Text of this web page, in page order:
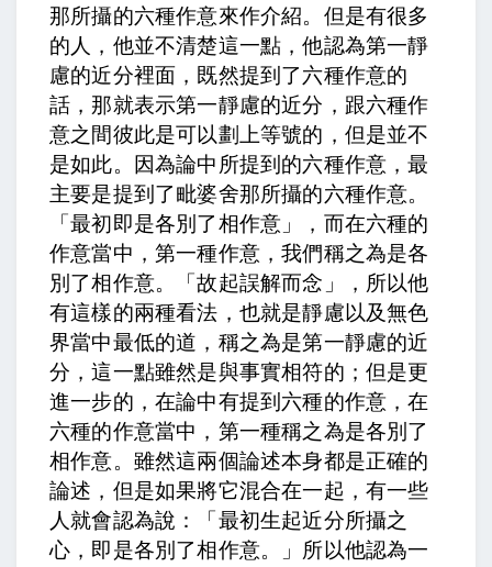
那所攝的六種作意來作介紹。但是有很多
的人，他並不清楚這一點，他認為第一靜
慮的近分裡面，既然提到了六種作意的
話，那就表示第一靜慮的近分，跟六種作
意之間彼此是可以劃上等號的，但是並不
是如此。因為論中所提到的六種作意，最
主要是提到了毗婆舍那所攝的六種作意。
「最初即是各別了相作意」，而在六種的
作意當中，第一種作意，我們稱之為是各
別了相作意。「故起誤解而念」，所以他
有這樣的兩種看法，也就是靜慮以及無色
界當中最低的道，稱之為是第一靜慮的近
分，這一點雖然是與事實相符的；但是更
進一步的，在論中有提到六種的作意，在
六種的作意當中，第一種稱之為是各別了
相作意。雖然這兩個論述本身都是正確的
論述，但是如果將它混合在一起，有一些
人就會認為說：「最初生起近分所攝之
心，即是各別了相作意。」所以他認為一